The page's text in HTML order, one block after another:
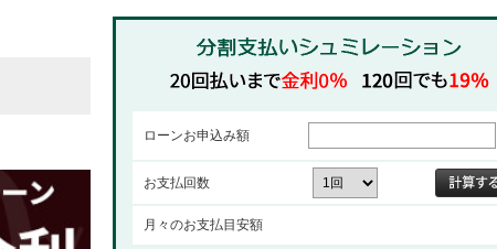
ローンお申込み額
お支払回数
月々のお支払目安額